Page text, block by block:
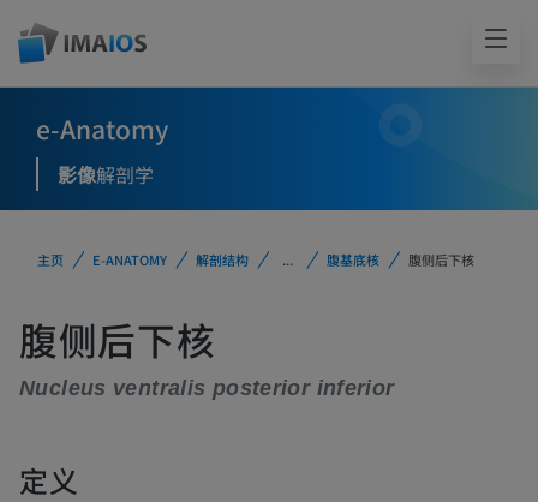
e-Anatomy
影像解剖学
主页 E-ANATOMY 解剖结构 ... 腹基底核 腹侧后下核
腹侧后下核
Nucleus ventralis posterior inferior
定义